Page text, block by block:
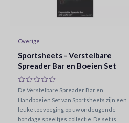
Overige
Sportsheets - Verstelbare
Spreader Bar en Boeien Set
De Verstelbare Spreader Bar en
Handboeien Set van Sportsheets zijn een
leuke toevoeging op uw ondeugende
bondage speeltjes collectie. De set is